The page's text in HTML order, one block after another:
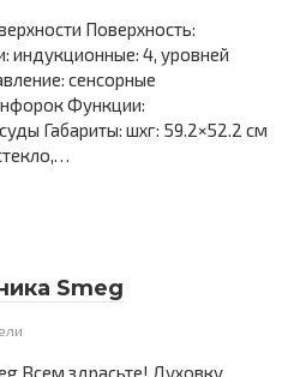
Поверхность:
индукционные: 4, уровней
сенсорные
Функции:
Габариты: шxг: 59.2×52.2 см
Smeg
Всем здрасьте! Духовку